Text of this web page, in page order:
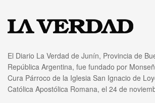
El Diario La Verdad de Junín, Provincia de
República Argentina, fue fundado por
Cura Párroco de la Iglesia San Ignacio de
Católica Apostólica Romana, el 24 de